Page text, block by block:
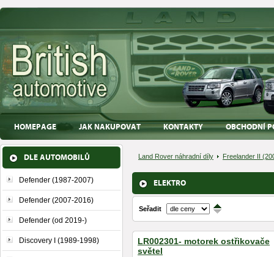
HOMEPAGE JAK NAKUPOVAT KONTAKTY OBCHODNÍ
DLE AUTOMOBILŮ
Defender (1987-2007)
Defender (2007-2016)
Defender (od 2019-)
Discovery I (1989-1998)
Land Rover náhradní díly Freelander II
ELEKTRO
Seřadit ↑
↓
LR002301- motorek ostřikovače
světel